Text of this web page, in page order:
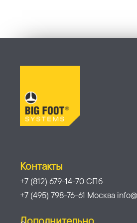
Контакты
+7 (812) 679-14-70 СПб
+7 (495) 798-76-61 Москва